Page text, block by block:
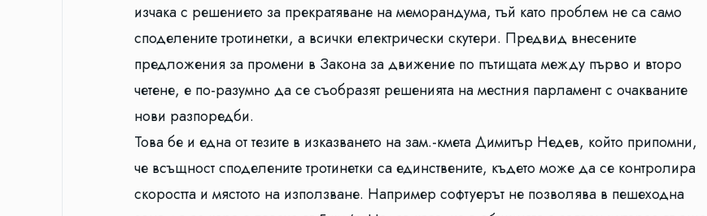
изчака с решението за прекратяване на меморандума, тъй като проблем не са само
споделените тротинетки, а всички електрически скутери. Предвид внесените
предложения за промени в Закона за движение по пътищата между първо и второ
четене, е по-разумно да се съобразят решенията на местния парламент с очакваните
нови разпоредби.
Това бе и една от тезите в изказването на зам.-кмета Димитър Недев, който припомни,
че всъщност споделените тротинетки са единствените, където може да се контролира
скоростта и мястото на използване. Например софтуерът не позволява в пешеходна